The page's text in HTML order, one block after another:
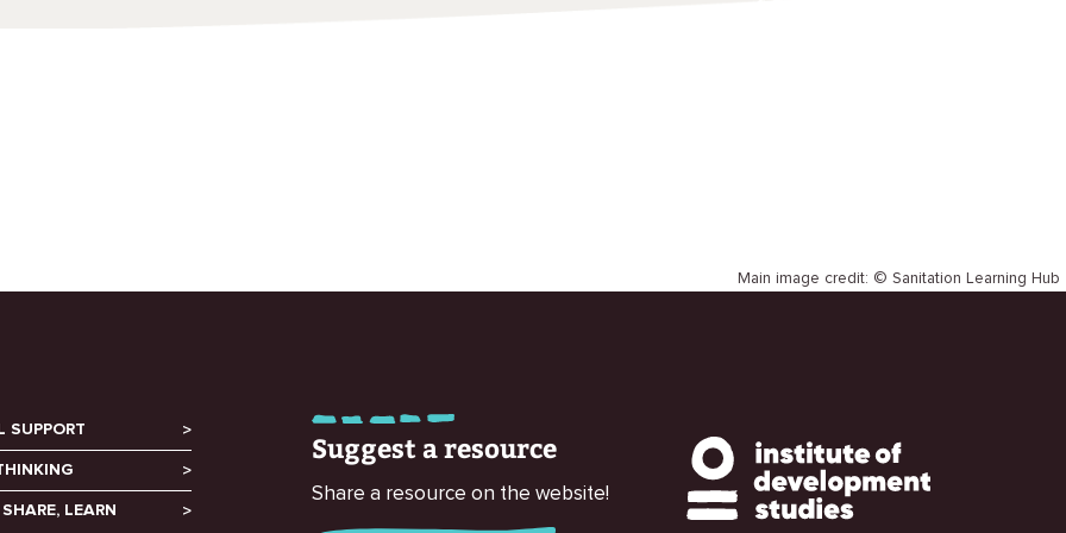
Main image credit: © Sanitation Learning Hub
SUPPORT
LEARN
Suggest a resource
Share a resource on the website!